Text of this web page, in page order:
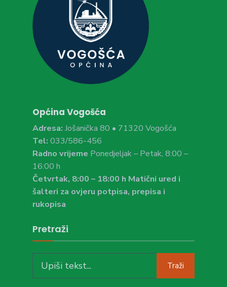
Općina Vogošća
Adresa: Jošanička 80 • 71320 Vogošća
Tel: 033/586-456
Radno vrijeme Ponedjeljak – Petak, 8:00 –
16:00 h
Četvrtak, 8:00 – 18:00 h Matični ured i
šalteri za ovjeru potpisa, prepisa i
rukopisa
Pretraži
for:
Traži